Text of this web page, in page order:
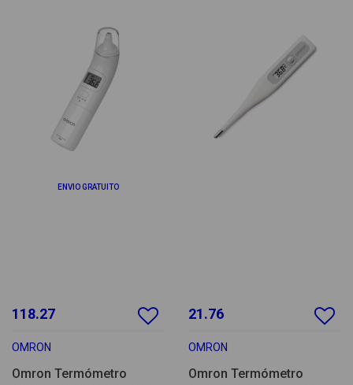
ENVIO GRATUITO
118.27
OMRON
Omron Termómetro
21.76
OMRON
Omron Termómetro